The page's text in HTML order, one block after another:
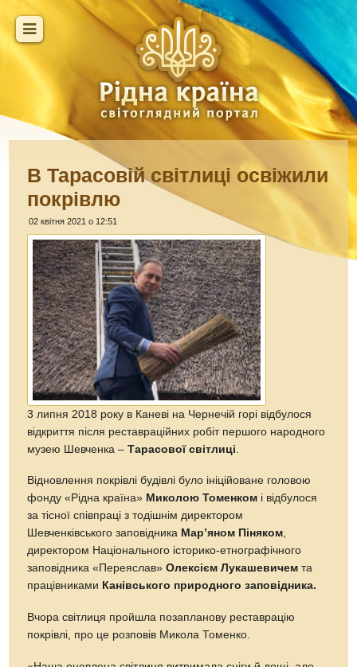
В Тарасовій світлиці освіжили
покрівлю
02 квітня 2021 о 12:51
3 липня 2018 року в Каневі на Чернечій горі відбулося
відкриття після реставраційних робіт першого народного
музею Шевченка –Тарасової світлиці
Відновлення покрівлі будівлі було ініційоване головою
фонду «Рідна країна» Миколою Томенком і відбулося
за тісної співпраці з тодішнім директором
Шевченківського заповідника Мар’яном Піняком,
директором Національного історико-етнографічного
заповідника «Переяслав»Олексієм Лукашевичемта
працівниками Канівського природного заповідника.
Вчора світлиця пройшла позапланову реставрацію
покрівлі, про це розповів Микола Томенко.